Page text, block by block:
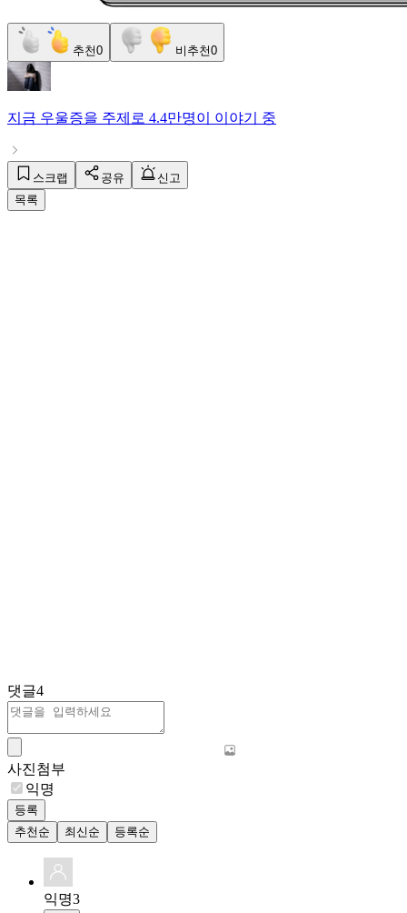
추천0 비추천0
지금 우울증을 주제로 4.4만명이 이야기 중
스크랩 공유
신고
목록
댓글4
사진첨부
익명
등록
추천순
최신순 등록순
익명3